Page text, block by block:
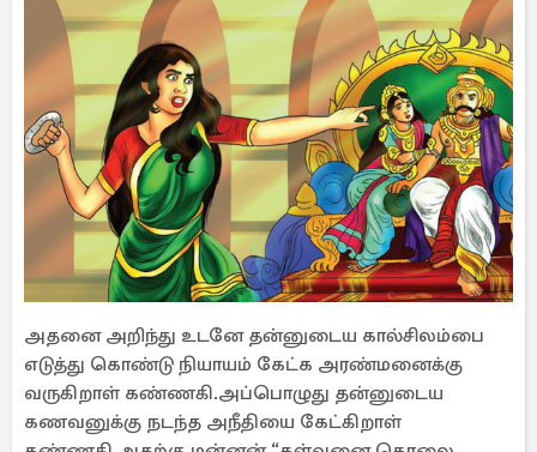
அதனை அறிந்து உடனே தன்னுடைய கால்சிலம்பை
எடுத்து கொண்டு நியாயம் கேட்க அரண்மனைக்கு
வருகிறாள் கண்ணகி.அப்பொழுது தன்னுடைய
கணவனுக்கு நடந்த அநீதியை கேட்கிறாள்